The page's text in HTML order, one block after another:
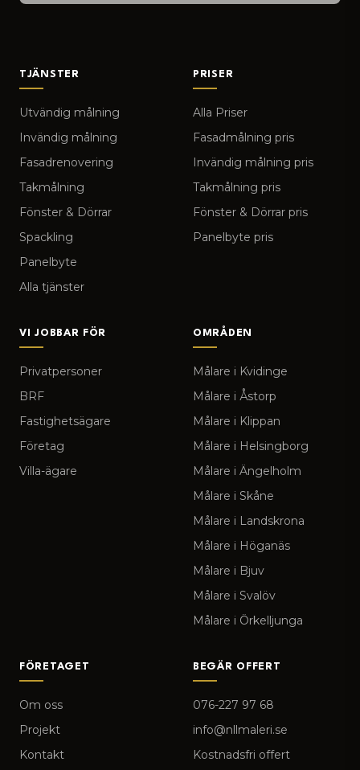
TJÄNSTER
Utvändig målning
Invändig målning
Fasadrenovering
Takmålning
Fönster & Dörrar
Spackling
Panelbyte
Alla tjänster
PRISER
Alla Priser
Fasadmålning pris
Invändig målning pris
Takmålning pris
Fönster & Dörrar pris
Panelbyte pris
VI JOBBAR FÖR
Privatpersoner
BRF
Fastighetsägare
Företag
Villa-ägare
OMRÅDEN
Målare i Kvidinge
Målare i Åstorp
Målare i Klippan
Målare i Helsingborg
Målare i Ängelholm
Målare i Skåne
Målare i Landskrona
Målare i Höganäs
Målare i Bjuv
Målare i Svalöv
Målare i Örkelljunga
FÖRETAGET
Om oss
Projekt
Kontakt
BEGÄR OFFERT
076-227 97 68
info@nllmaleri.se
Kostnadsfri offert